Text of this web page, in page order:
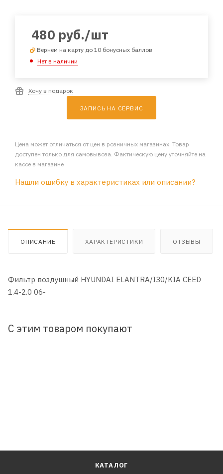
480 руб./шт
Вернем на карту до 10 бонусных баллов
Нет в наличии
Хочу в подарок
ЗАПИСЬ НА СЕРВИС
Цена может отличаться от цен в розничных магазинах. Товар
доступен только для самовывоза. Фактическую цену уточняйте на
кассе в магазине
Нашли ошибку в характеристиках или описании?
ОПИСАНИЕ ХАРАКТЕРИСТИКИ ОТЗЫВЫ
Фильтр воздушный HYUNDAI ELANTRA/I30/KIA CEED
1.4-2.0 06-
С этим товаром покупают
КАТАЛОГ